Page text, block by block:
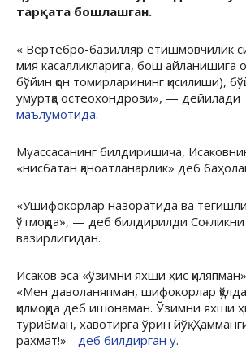
тарқата бошлашган.
« Вертебро-базилляр етишмовчилик
мия касалликларига, бош айланишига
бўйин қон томирларининг қисилиши),
умуртқа остеохондрози», — дейилади
маълумотида.
Муассасанинг билдиришича,
«нисбатан қаноатланарлик» деб
«Ушифокорлар назоратида ва
ўтмоқда», — деб билдирилди Соғликни
вазирлигидан.
Исаков эса «ўзимни яхши ҳис
«Мен даволаняпман, шифокорлар
қилмоқда деб ишонаман. Ўзимни яхши
турибман, хавотирга ўрин йўқ.
рахмат!» - деб билдирган у.